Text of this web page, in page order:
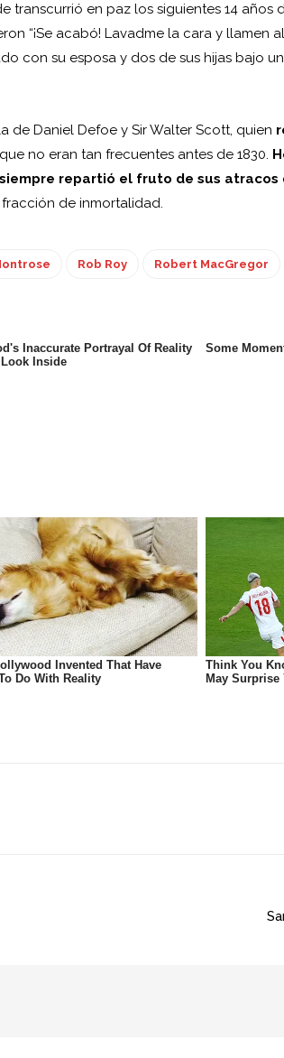
en paz los siguientes 14 años
“¡Se acabó! Lavadme la cara y llamen
con su esposa y dos de sus hijas bajo
de Daniel Defoe y Sir Walter Scott, quien
no eran tan frecuentes antes de 1830.
repartió el fruto de sus atracos
de inmortalidad.
Rob Roy Robert MacGregor